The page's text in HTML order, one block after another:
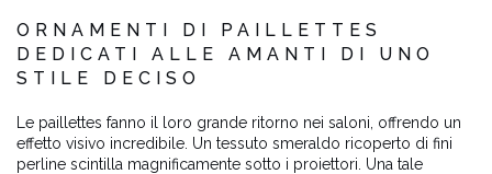
ORNAMENTI DI PAILLETTES
DEDICATI ALLE AMANTI DI UNO
STILE DECISO
Le paillettes fanno il loro grande ritorno nei saloni, offrendo un
effetto visivo incredibile. Un tessuto smeraldo ricoperto di fini
perline scintilla magnificamente sotto i proiettori. Una tale